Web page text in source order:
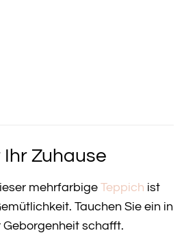
Zuhause
mehrfarbige Teppich ist
Tauchen Sie ein in
Geborgenheit schafft.